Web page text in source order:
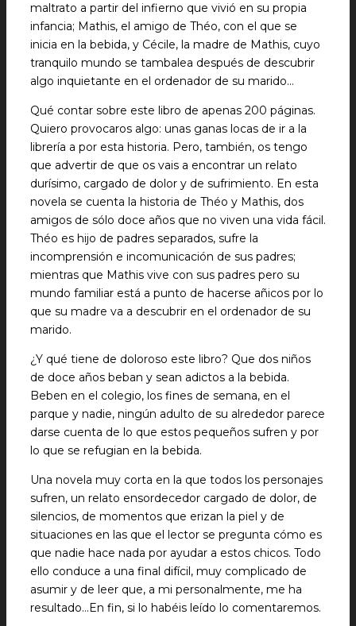
maltrato a partir del infierno que vivió en su propia
infancia; Mathis, el amigo de Théo, con el que se
inicia en la bebida, y Cécile, la madre de Mathis, cuyo
tranquilo mundo se tambalea después de descubrir
algo inquietante en el ordenador de su marido…
Qué contar sobre este libro de apenas 200 páginas.
Quiero provocaros algo: unas ganas locas de ir a la
librería a por esta historia. Pero, también, os tengo
que advertir de que os vais a encontrar un relato
durísimo, cargado de dolor y de sufrimiento. En esta
novela se cuenta la historia de Théo y Mathis, dos
amigos de sólo doce años que no viven una vida fácil.
Théo es hijo de padres separados, sufre la
incomprensión e incomunicación de sus padres;
mientras que Mathis vive con sus padres pero su
mundo familiar está a punto de hacerse añicos por lo
que su madre va a descubrir en el ordenador de su
marido.
¿Y qué tiene de doloroso este libro? Que dos niños
de doce años beban y sean adictos a la bebida.
Beben en el colegio, los fines de semana, en el
parque y nadie, ningún adulto de su alrededor parece
darse cuenta de lo que estos pequeños sufren y por
lo que se refugian en la bebida.
Una novela muy corta en la que todos los personajes
sufren, un relato ensordecedor cargado de dolor, de
silencios, de momentos que erizan la piel y de
situaciones en las que el lector se pregunta cómo es
que nadie hace nada por ayudar a estos chicos. Todo
ello conduce a una final difícil, muy complicado de
asumir y de leer que, a mi personalmente, me ha
resultado…En fin, si lo habéis leído lo comentaremos.